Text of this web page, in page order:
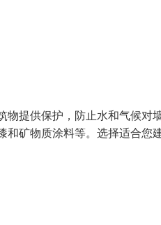
物提供保护，防止水和气候对
和矿物质涂料等。选择适合您